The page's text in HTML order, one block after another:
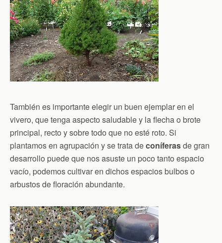
También es importante elegir un buen ejemplar en el
vivero, que tenga aspecto saludable y la flecha o brote
principal, recto y sobre todo que no esté roto. Si
plantamos en agrupación y se trata deconíferasde gran
desarrollo puede que nos asuste un poco tanto espacio
vacío, podemos cultivar en dichos espacios bulbos o
arbustos de floración abundante.